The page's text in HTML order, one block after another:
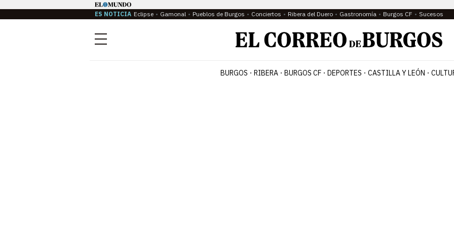
ES NOTICIA Eclipse Gamonal Pueblos de Burgos Conciertos Ribera del Duero Gastronomía Burgos CF Sucesos
Menú
BURGOS RIBERA BURGOS CF DEPORTES CASTILLA Y LEÓN